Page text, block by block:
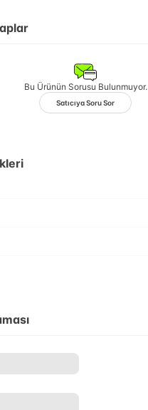
Bu Ürünün Sorusu Bulunmuyor.
Satıcıya Soru Sor